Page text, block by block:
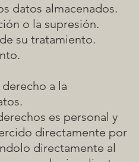
datos almacenados.
o la supresión.
su tratamiento.
a la
es personal y
directamente por
directamente al